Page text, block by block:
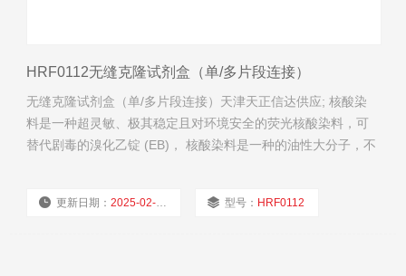
HRF0112无缝克隆试剂盒（单/多片段连接）
无缝克隆试剂盒（单/多片段连接）天津天正信达供应; 核酸染
料是一种超灵敏、极其稳定且对环境安全的荧光核酸染料，可
替代剧毒的溴化乙锭 (EB)， 核酸染料是一种的油性大分子，不
更新日期：2025-02-26 型号： HRF0112